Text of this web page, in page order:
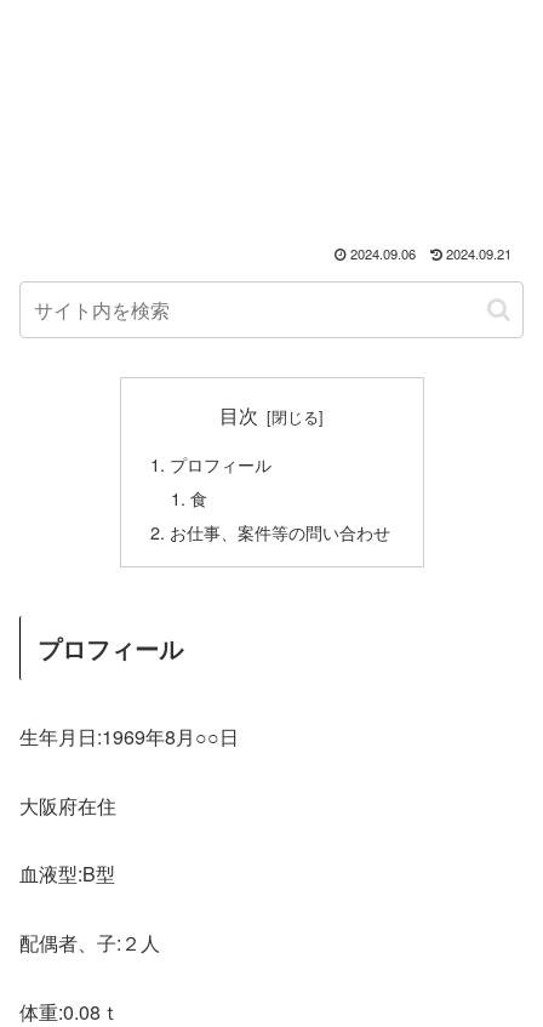
2024.09.06 2024.09.21
目次
プロフィール
食
お仕事、案件等の問い合わせ
プロフィール
生年月日:1969年8月○○日
大阪府在住
血液型:B型
配偶者、子:２人
体重:0.08ｔ